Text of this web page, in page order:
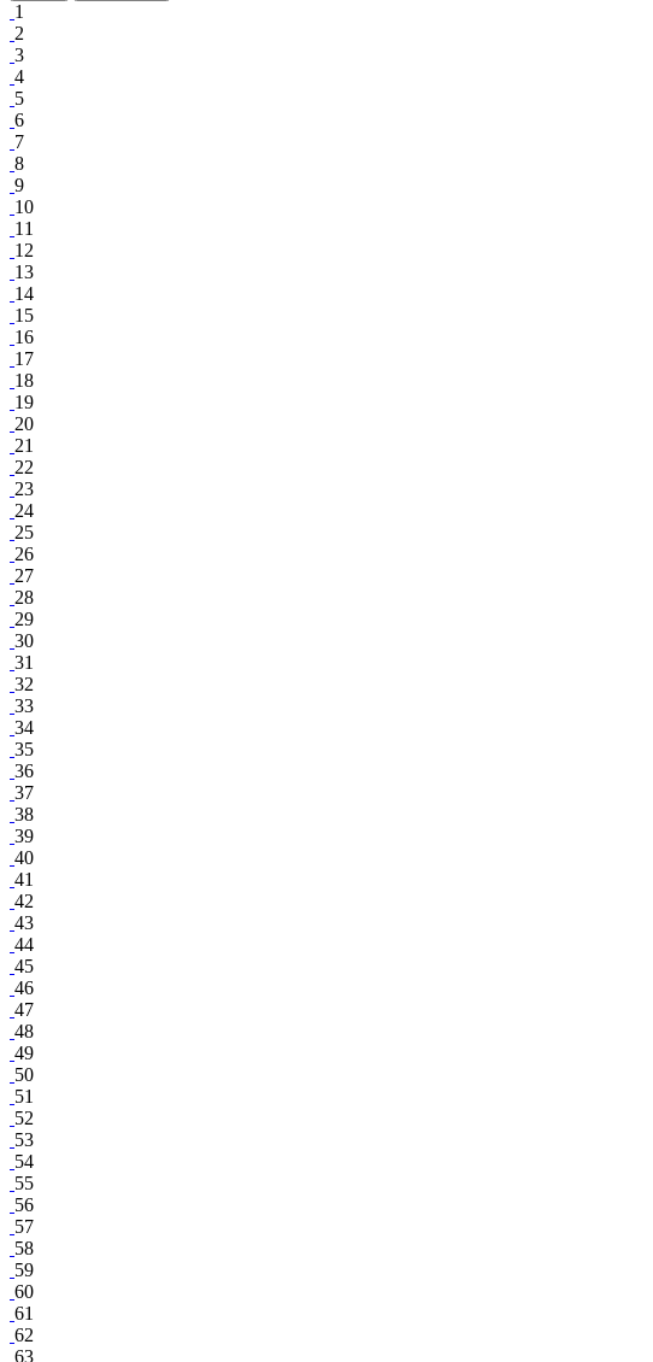
1
2
3
4
5
6
7
8
9
10
11
12
13
14
15
16
17
18
19
20
21
22
23
24
25
26
27
28
29
30
31
32
33
34
35
36
37
38
39
40
41
42
43
44
45
46
47
48
49
50
51
52
53
54
55
56
57
58
59
60
61
62
63